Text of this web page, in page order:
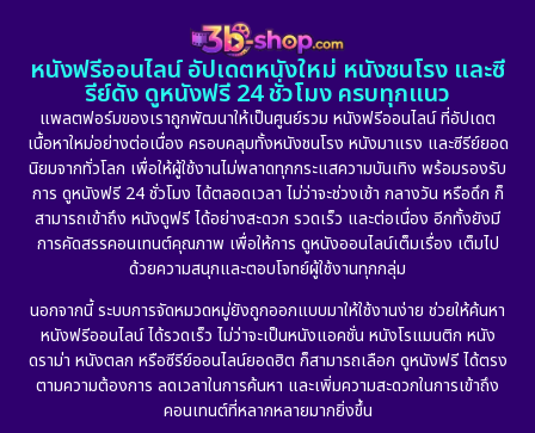
Detective สืบสวน (5)
Detective สืบสวน (56)
Disaster (10)
Disney+ (23)
Drama ดราม่า (887)
Dystopian (17)
1981
1974
1971 1962
หนังฟรีออนไลน์ อัปเดตหนังใหม่ หนังชนโรง และซี
รีย์ดัง ดูหนังฟรี 24 ชั่วโมง ครบทุกแนว
แพลตฟอร์มของเราถูกพัฒนาให้เป็นศูนย์รวม หนังฟรีออนไลน์ ที่อัปเดต
เนื้อหาใหม่อย่างต่อเนื่อง ครอบคลุมทั้งหนังชนโรง หนังมาแรง และซีรีย์ยอด
นิยมจากทั่วโลก เพื่อให้ผู้ใช้งานไม่พลาดทุกกระแสความบันเทิง พร้อมรองรับ
การ ดูหนังฟรี 24 ชั่วโมง ได้ตลอดเวลา ไม่ว่าจะช่วงเช้า กลางวัน หรือดึก ก็
สามารถเข้าถึง หนังดูฟรี ได้อย่างสะดวก รวดเร็ว และต่อเนื่อง อีกทั้งยังมี
การคัดสรรคอนเทนต์คุณภาพ เพื่อให้การ ดูหนังออนไลน์เต็มเรื่อง เต็มไป
ด้วยความสนุกและตอบโจทย์ผู้ใช้งานทุกกลุ่ม
นอกจากนี้ ระบบการจัดหมวดหมู่ยังถูกออกแบบมาให้ใช้งานง่าย ช่วยให้ค้นหา
หนังฟรีออนไลน์ ได้รวดเร็ว ไม่ว่าจะเป็นหนังแอคชั่น หนังโรแมนติก หนัง
ดราม่า หนังตลก หรือซีรีย์ออนไลน์ยอดฮิต ก็สามารถเลือก ดูหนังฟรี ได้ตรง
ตามความต้องการ ลดเวลาในการค้นหา และเพิ่มความสะดวกในการเข้าถึง
คอนเทนต์ที่หลากหลายมากยิ่งขึ้น